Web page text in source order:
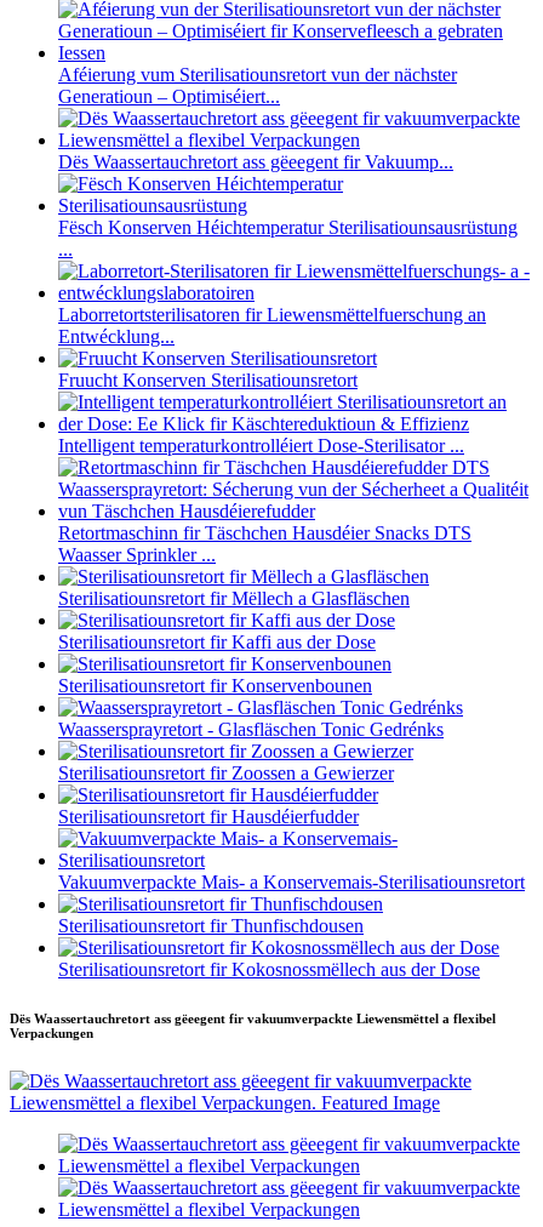
Aféierung vum Sterilisatiounsretort vun der nächster
Generatioun – Optimiséiert...
Dës Waassertauchretort ass gëeegent fir Vakuump...
Fësch Konserven Héichtemperatur Sterilisatiounsausrüstung
...
Laborretortsterilisatoren fir Liewensmëttelfuerschung an
Entwécklung...
Fruucht Konserven Sterilisatiounsretort
Intelligent temperaturkontrolléiert Dose-Sterilisator ...
Retortmaschinn fir Täschchen Hausdéier Snacks DTS
Waasser Sprinkler ...
Sterilisatiounsretort fir Mëllech a Glasfläschen
Sterilisatiounsretort fir Kaffi aus der Dose
Sterilisatiounsretort fir Konservenbounen
Waassersprayretort - Glasfläschen Tonic Gedrénks
Sterilisatiounsretort fir Zoossen a Gewierzer
Sterilisatiounsretort fir Hausdéierfudder
Vakuumverpackte Mais- a Konservemais-Sterilisatiounsretort
Sterilisatiounsretort fir Thunfischdousen
Sterilisatiounsretort fir Kokosnossmëllech aus der Dose
Dës Waassertauchretort ass gëeegent fir vakuumverpackte Liewensmëttel a flexibel
Verpackungen